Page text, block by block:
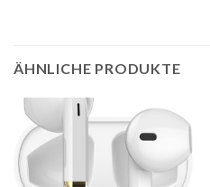
ÄHNLICHE PRODUKTE